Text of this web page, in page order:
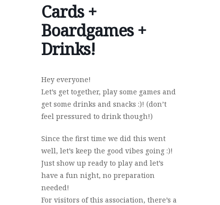
Cards +
Boardgames +
Drinks!
Hey everyone!
Let’s get together, play some games and
get some drinks and snacks :)! (don’t
feel pressured to drink though!)
Since the first time we did this went
well, let’s keep the good vibes going :)!
Just show up ready to play and let’s
have a fun night, no preparation
needed!
For visitors of this association, there’s a